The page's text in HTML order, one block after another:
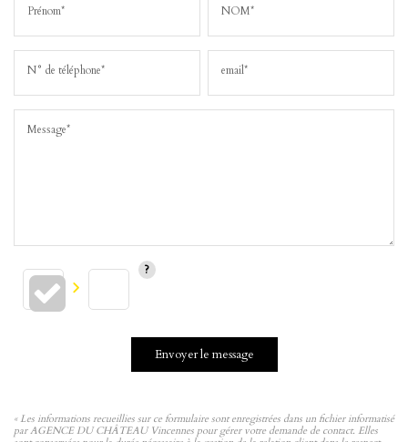
Prénom* NOM*
N° de téléphone* email*
Message*
Envoyer le message
« Les informations recueillies sur ce formulaire sont enregistrées dans un fichier informatisé
par AGENCE DU CHÂTEAU Vincennes pour gérer votre demande de contact. Elles